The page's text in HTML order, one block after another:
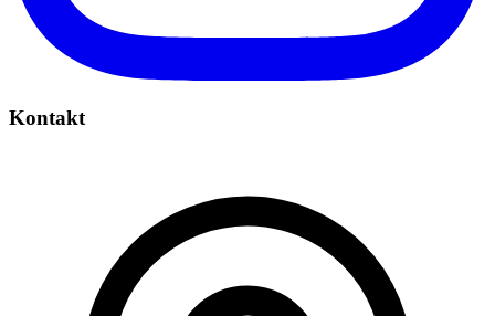
Kontakt